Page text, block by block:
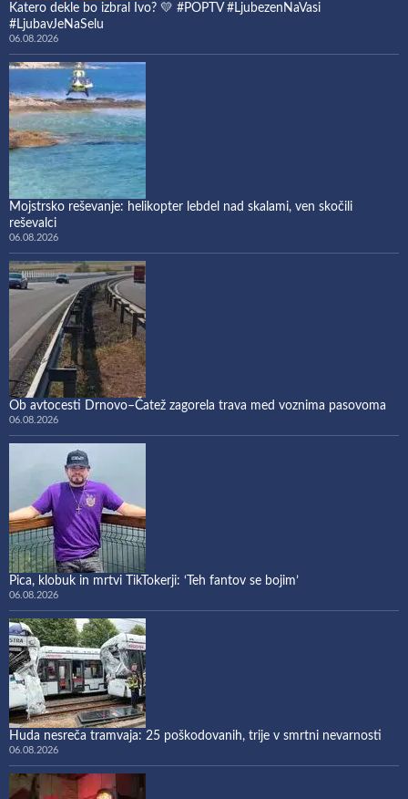
Katero dekle bo izbral Ivo? 💛 #POPTV #LjubezenNaVasi
#LjubavJeNaSelu
06.08.2026
Mojstrsko reševanje: helikopter lebdel nad skalami, ven skočili
reševalci
06.08.2026
Ob avtocesti Drnovo–Čatež zagorela trava med voznima pasovoma
06.08.2026
Pica, klobuk in mrtvi TikTokerji: ‘Teh fantov se bojim’
06.08.2026
Huda nesreča tramvaja: 25 poškodovanih, trije v smrtni nevarnosti
06.08.2026